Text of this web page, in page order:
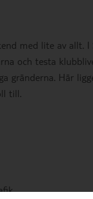
med lite av allt. I
och testa
gränderna. Här
till.